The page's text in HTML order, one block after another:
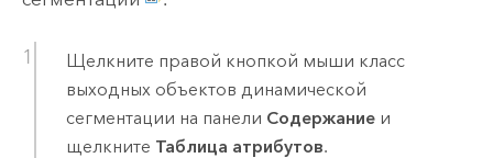
Щелкните правой кнопкой мыши класс
выходных объектов динамической
сегментации на панели Содержаниеи
щелкните Таблица атрибутов.